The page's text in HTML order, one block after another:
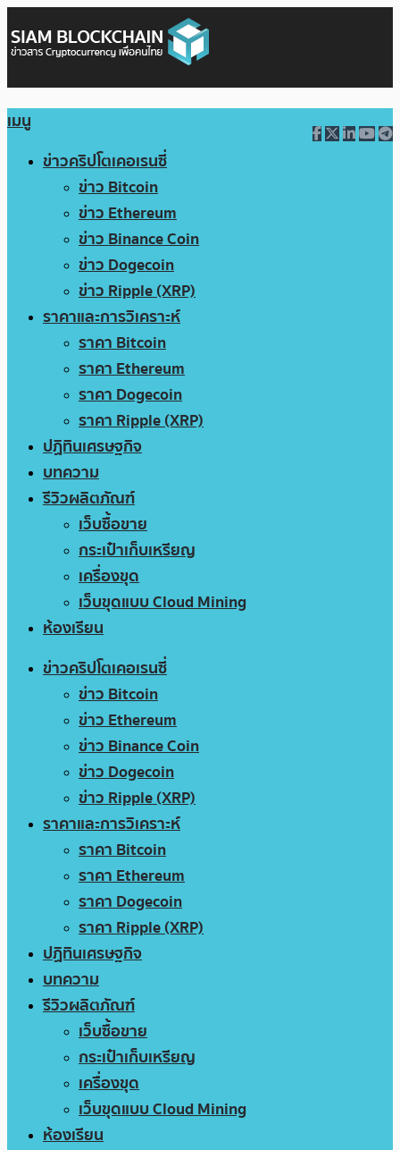
เมนู
ข่าวคริปโตเคอเรนซี่
ข่าว Bitcoin
ข่าว Ethereum
ข่าว Binance Coin
ข่าว Dogecoin
ข่าว Ripple (XRP)
ราคาและการวิเคราะห์
ราคา Bitcoin
ราคา Ethereum
ราคา Dogecoin
ราคา Ripple (XRP)
ปฏิทินเศรษฐกิจ
บทความ
รีวิวผลิตภัณฑ์
เว็บซื้อขาย
กระเป๋าเก็บเหรียญ
เครื่องขุด
เว็บขุดแบบ Cloud Mining
ห้องเรียน
ข่าวคริปโตเคอเรนซี่
ข่าว Bitcoin
ข่าว Ethereum
ข่าว Binance Coin
ข่าว Dogecoin
ข่าว Ripple (XRP)
ราคาและการวิเคราะห์
ราคา Bitcoin
ราคา Ethereum
ราคา Dogecoin
ราคา Ripple (XRP)
ปฏิทินเศรษฐกิจ
บทความ
รีวิวผลิตภัณฑ์
เว็บซื้อขาย
กระเป๋าเก็บเหรียญ
เครื่องขุด
เว็บขุดแบบ Cloud Mining
ห้องเรียน